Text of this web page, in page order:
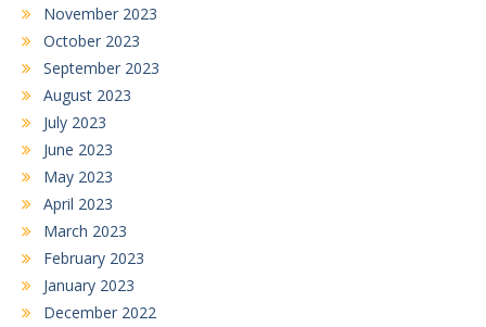
November 2023
October 2023
September 2023
August 2023
July 2023
June 2023
May 2023
April 2023
March 2023
February 2023
January 2023
December 2022